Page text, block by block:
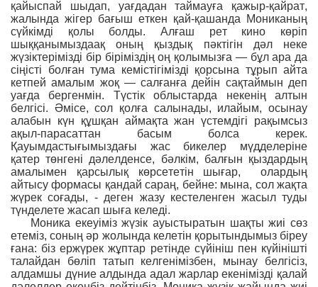
қайыспай шыдап, уағдадан таймауға қажыр-қайрат,
жалында жігер бағыш еткен қай-қашанда Мониканың
сүйкімді қолы болды. Алғаш рет кино көріп
шыққанымыздаақ оның қыздық пəктігін дəл неке
жүзіктерімізді бір біріміздің оң қолымызға — бұл ара да
сіңісті болған тума кемістігімізді қорсына тұрып айта
кетпей амалым жоқ — салғанға дейін сақтаймын деп
уағда бергенмін. Түстік облыстарда некенің алтын
белгісі. Əмісе, сол қолға салынады, илайым, осынау
алабын күн құшқан аймақта жан үстемдігі рақымсыз
ақыл-парасаттан басым болса керек.
Қауымдастығымыздағы жас бикелер мүдделеріне
қатер төнгені дəлелденсе, бəлкім, балғын қыздардың
амалымен қарсылық көрсететін шығар, олардың
айтысу формасы қандай сараң, бейне: мына, сол жақта
жүрек соғады, - деген жазу кестеленген жасыл туды
түнделете жасап шыға келеді.
Моника екеуіміз жүзік ауыстыратын шақты жиі сөз
етеміз, соның əр жолында келетін қорытындымыз біреу
ғана: біз ержүрек жұптар ретінде сүйініш пен күйінішті
талайдан бөліп татып келгенімізбен, мынау белгісіз,
алдамшы дүние алдында адал жарлар екенімізді қалай